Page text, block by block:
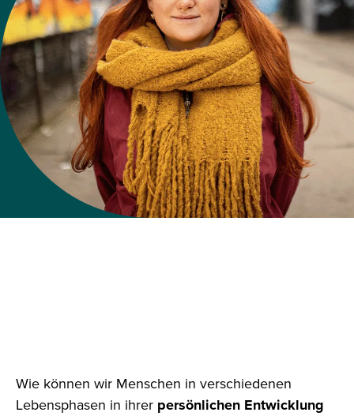
Wie können wir Menschen in verschiedenen
Lebensphasen in ihrer persönlichen Entwicklung